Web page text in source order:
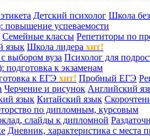
Детский психолог Школа
повышение успеваемости
Семейные классы Репетиторы по
язык Школа лидера хит!
выбором вуза Психолог для
подготовка к экзаменам
к ЕГЭ хит! Пробный ЕГЭ
Черчение и рисунок Английский
язык Китайский язык
по дипломным, курсовым
слайды к дипломной
Дневник, характеристика с места